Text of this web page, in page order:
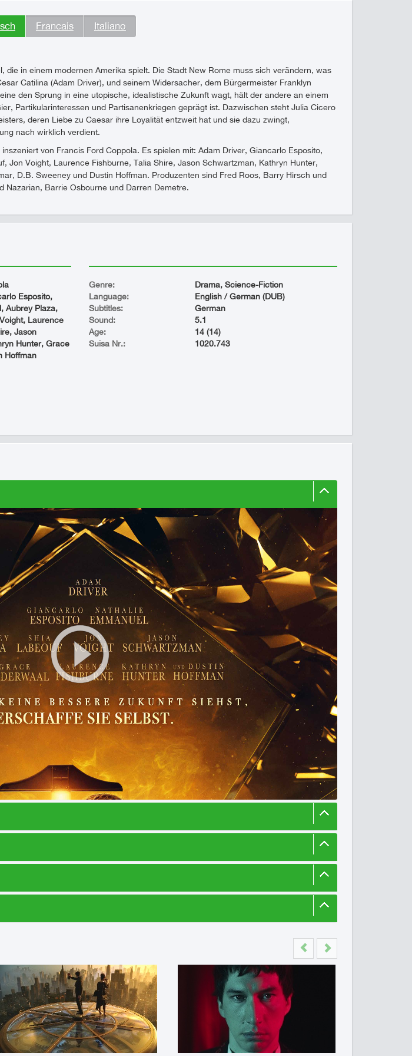
Francais Italiano
die in einem modernen Amerika spielt. Die Stadt New Rome muss sich verändern, was
Catilina (Adam Driver), und seinem Widersacher, dem Bürgermeister Franklyn
den Sprung in eine utopische, idealistische Zukunft wagt, hält der andere an einem
Partikularinteressen und Partisanenkriegen geprägt ist. Dazwischen steht Julia Cicero
deren Liebe zu Caesar ihre Loyalität entzweit hat und sie dazu zwingt,
nach wirklich verdient.
von Francis Ford Coppola. Es spielen mit: Adam Driver, Giancarlo Esposito,
Jon Voight, Laurence Fishburne, Talia Shire, Jason Schwartzman, Kathryn Hunter,
D.B. Sweeney und Dustin Hoffman. Produzenten sind Fred Roos, Barry Hirsch und
Nazarian, Barrie Osbourne und Darren Demetre.
Esposito,
Aubrey Plaza,
Laurence
Jason
Hunter, Grace
Hoffman
Genre:
Drama, Science-Fiction
Language:
English / German (DUB)
Subtitles:
German
Sound:
5.1
Age:
14 (14)
Suisa Nr.:
1020.743
Previous
Next